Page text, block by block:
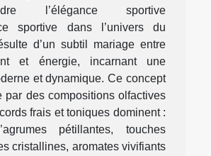
l’élégance sportive
sportive dans l’univers du
d’un subtil mariage entre
et énergie, incarnant une
et dynamique. Ce concept
par des compositions olfactives
frais et toniques dominent :
pétillantes, touches
cristallines, aromates vivifiants